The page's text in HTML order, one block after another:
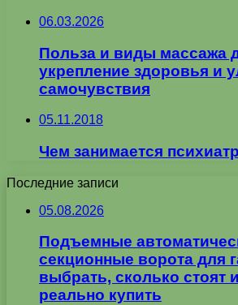
06.03.2026
Польза и виды массажа
укрепление здоровья и
самочувствия
05.11.2018
Чем занимается
Последние записи
05.08.2026
Подъемные
секционные ворота для
выбрать, сколько стоят
реально купить